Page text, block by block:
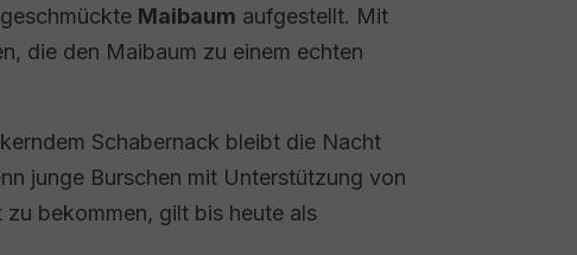
Maibaum aufgestellt. Mit
die den Maibaum zu einem echten
Schabernack bleibt die Nacht
junge Burschen mit Unterstützung von
bekommen, gilt bis heute als